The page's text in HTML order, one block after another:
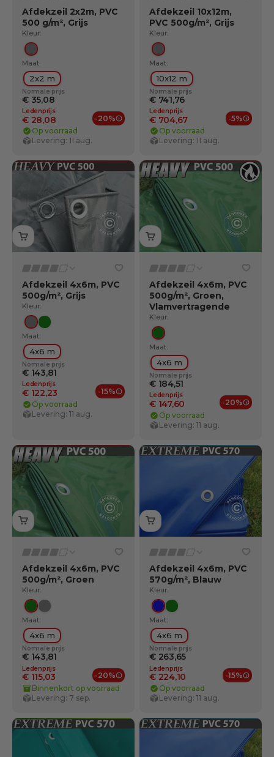
Afdekzeil 2x2m, PVC
500 g/m², Grijs
Kleur:
Grijs
Maat:
2x2 m
Normale prijs
€ 35,08
Ledenprijs
€ 28,08 -20%
Ledenvoordelen
Op voorraad
Levering: 11 aug.
Afdekzeil 10x12m,
PVC 500g/m², Grijs
Kleur:
Grijs
Maat:
10x12 m
Normale prijs
€ 741,76
Ledenprijs
€ 704,67 -5%
Op voorraad
Levering: 11 aug.
Afdekzeil 4x6m, PVC
500g/m², Grijs
Kleur:
GrijsGroente
Maat:
4x6 m
Normale prijs
€ 143,81
Ledenprijs
€ 122,23 -15%
Ledenvoordelen
Op voorraad
Levering: 11 aug.
Afdekzeil 4x6m, PVC
500g/m², Groen,
Vlamvertragende
Kleur:
Groente
Maat:
4x6 m
Normale prijs
€ 184,51
Ledenprijs
€ 147,60 -20%
Op voorraad
Levering: 11 aug.
Afdekzeil 4x6m, PVC
500g/m², Groen
Kleur:
Groente
Grijs
Maat:
4x6 m
Normale prijs
€ 143,81
Ledenprijs
€ 115,03 -20%
Ledenvoordelen
Binnenkort op voorraad
Levering: 7 sep.
Afdekzeil 4x6m, PVC
570g/m², Blauw
Kleur:
BlauwGroente
Maat:
4x6 m
Normale prijs
€ 263,65
Ledenprijs
€ 224,10 -15%
Op voorraad
Levering: 11 aug.